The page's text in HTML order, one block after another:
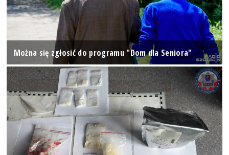
Można się zgłosić do programu "Dom dla Seniora"